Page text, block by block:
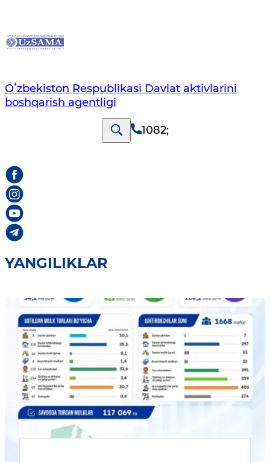
Oʻzbekiston Respublikasi Davlat aktivlarini
boshqarish agentligi
1082;
YANGILIKLAR